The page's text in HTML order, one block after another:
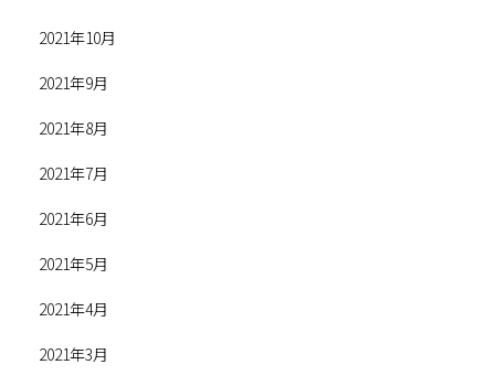
2021年10月
2021年9月
2021年8月
2021年7月
2021年6月
2021年5月
2021年4月
2021年3月